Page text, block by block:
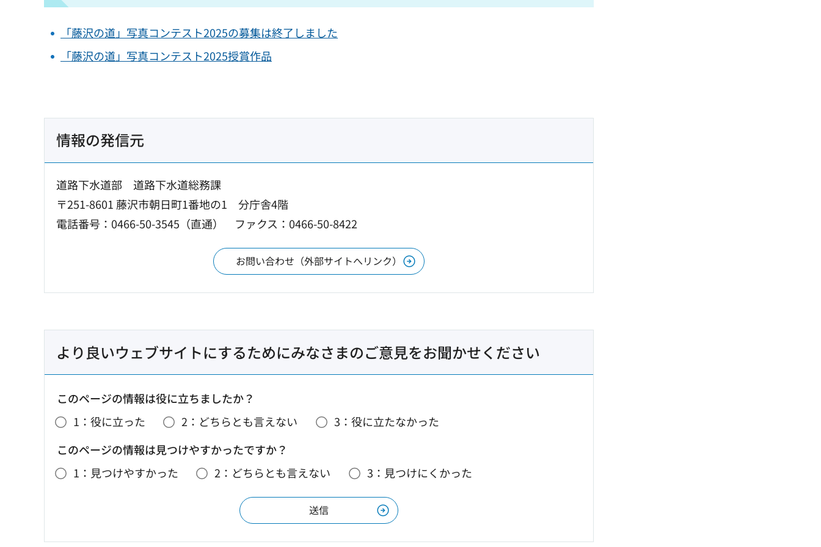
「藤沢の道」写真コンテスト2025の募集は終了しました
「藤沢の道」写真コンテスト2025授賞作品
情報の発信元
道路下水道部 道路下水道総務課
〒251-8601 藤沢市朝日町1番地の1 分庁舎4階
電話番号：0466-50-3545（直通）
ファクス：0466-50-8422
お問い合わせ（外部サイトへリンク）
より良いウェブサイトにするためにみなさまのご意見をお聞かせください
このページの情報は役に立ちましたか？
1：役に立った
2：どちらとも言えない
3：役に立たなかった
このページの情報は見つけやすかったですか？
1：見つけやすかった
2：どちらとも言えない 3：見つけにくかった